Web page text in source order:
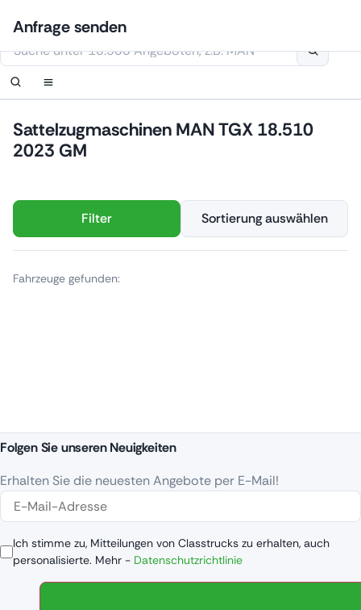
Inhalt
springen
Sattelzugmaschinen MAN TGX 18.510
2023 GM
Filter Sortierung auswählen
Fahrzeuge gefunden:
Folgen Sie unseren Neuigkeiten
Erhalten Sie die neuesten Angebote per E-Mail!
Ich stimme zu, Mitteilungen von Classtrucks zu erhalten, auch
personalisierte. Mehr - Datenschutzrichtlinie
Anmelden
Benachrichtigung einrichten
Diese Webseite verwendet Cookies
Kontaktiere uns
Ihre Anfrage wurde erhalten.
Anfrage senden
Benachrichtigung einrichten